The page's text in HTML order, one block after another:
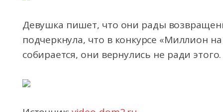
Девушка пишет, что они рады
подчеркнула, что в конкурсе «Миллион на
собирается, они вернулись не ради этого.